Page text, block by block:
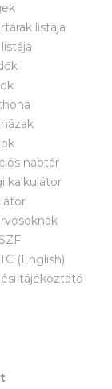
listája
naptár
kalkulátor
(English)
tájékoztató